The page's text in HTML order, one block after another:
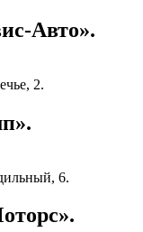
Авто».
2.
6.